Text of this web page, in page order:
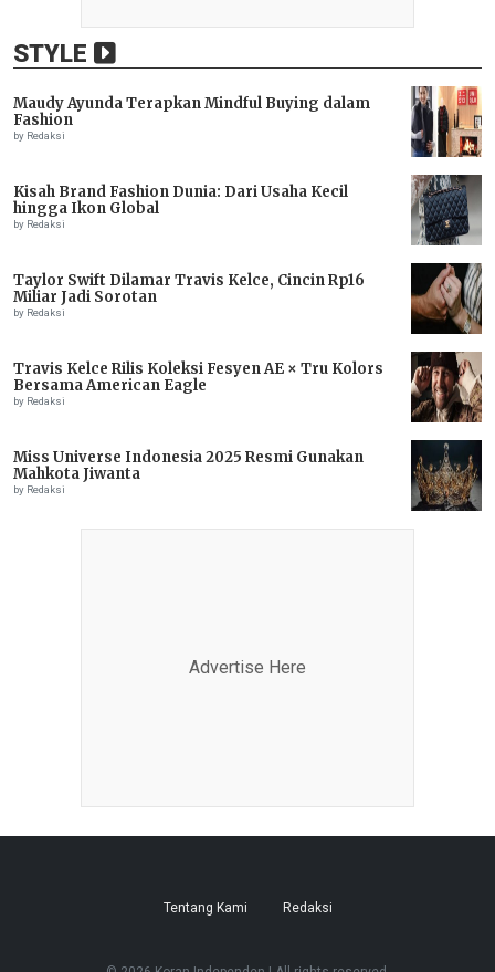
STYLE
Maudy Ayunda Terapkan Mindful Buying dalam
Fashion
by Redaksi
Kisah Brand Fashion Dunia: Dari Usaha Kecil
hingga Ikon Global
by Redaksi
Taylor Swift Dilamar Travis Kelce, Cincin Rp16
Miliar Jadi Sorotan
by Redaksi
Travis Kelce Rilis Koleksi Fesyen AE × Tru Kolors
Bersama American Eagle
by Redaksi
Miss Universe Indonesia 2025 Resmi Gunakan
Mahkota Jiwanta
by Redaksi
Advertise Here
Tentang Kami Redaksi